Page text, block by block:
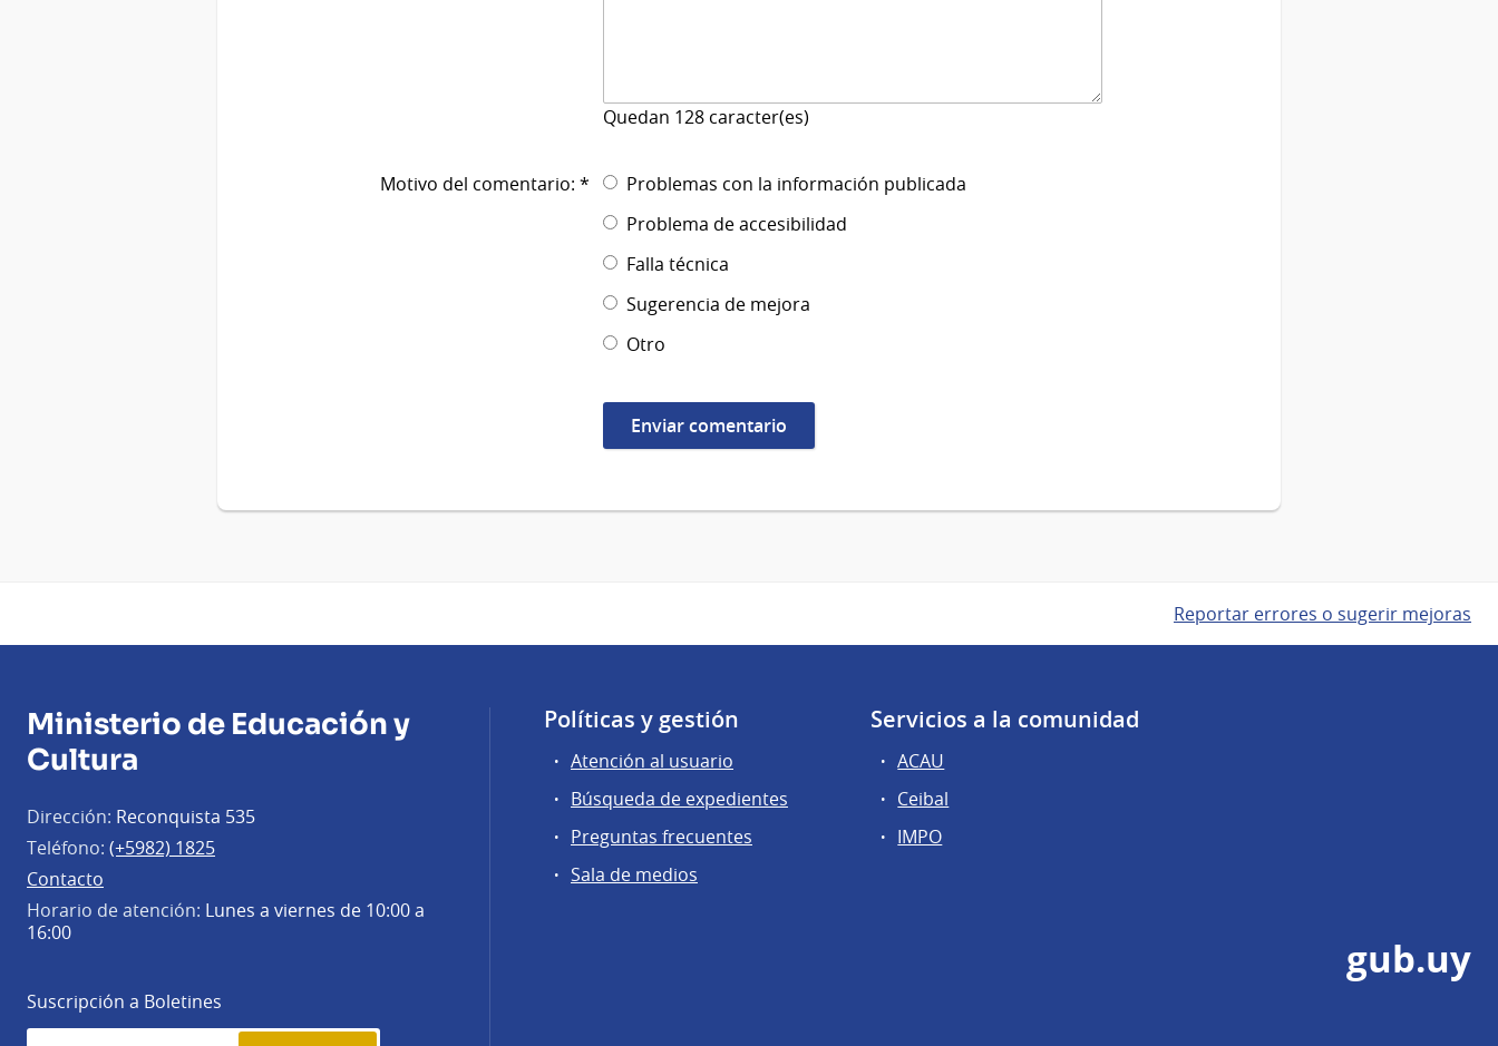
Quedan 128 caracter(es)
Motivo del comentario: *
Problemas con la información publicada
Problema de accesibilidad
Falla técnica
Sugerencia de mejora
Otro
Reportar errores o sugerir mejoras
Ministerio de Educación y
Cultura
Dirección: Reconquista 535
Teléfono: (+5982) 1825
Contacto
Horario de atención: Lunes a viernes de 10:00 a
16:00
Suscripción a Boletines
Simplenews
Políticas y gestión
Atención al usuario
Búsqueda de expedientes
Preguntas frecuentes
Sala de medios
Servicios a la comunidad
ACAU
Ceibal
IMPO
gub.uy